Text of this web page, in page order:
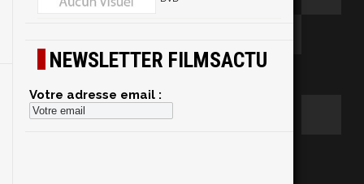
NEWSLETTER FILMSACTU
Votre adresse email :